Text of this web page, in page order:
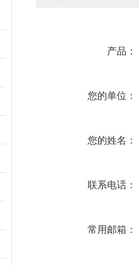
产品：
您的单位：
您的姓名：
联系电话：
常用邮箱：